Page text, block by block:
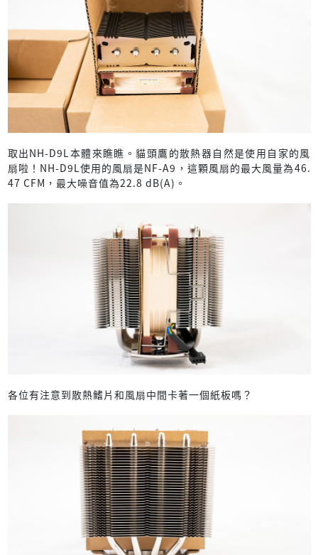
取出NH-D9L本體來瞧瞧。貓頭鷹的散熱器自然是使用自家的風
扇啦！NH-D9L使用的風扇是NF-A9，這顆風扇的最大風量為46.
47 CFM，最大噪音值為22.8 dB(A)。
各位有注意到散熱鰭片和風扇中間卡著一個紙板嗎？